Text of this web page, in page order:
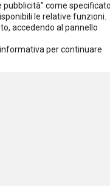
pubblicità” come specificato
le relative funzioni.
accedendo al pannello
informativa per continuare